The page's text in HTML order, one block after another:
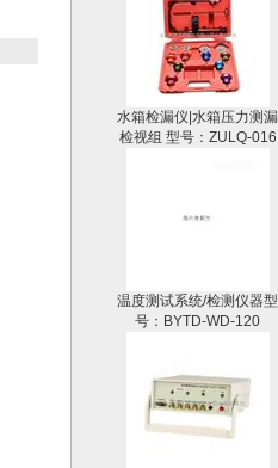
水箱检漏仪|水箱压力测漏
检视组 型号：ZULQ-016
号：BYTD-WD-120